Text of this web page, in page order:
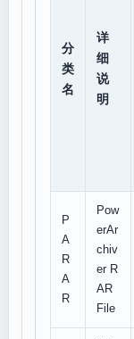
分
类
名
详
细
说
明
P
A
R
A
R
Pow
erAr
chiv
er R
AR
File